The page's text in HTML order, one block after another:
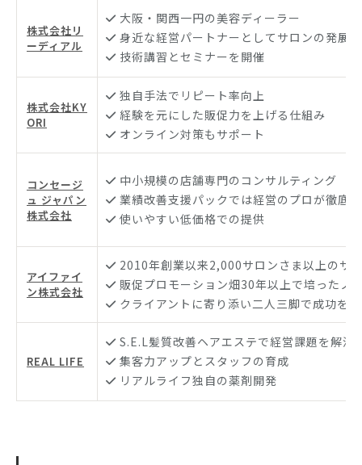
株式会社リ
ーディアル
大阪・関西一円の美容ディーラー
身近な経営パートナーとしてサロンの発展
技術講習とセミナーを開催
株式会社KY
ORI
独自手法でリピート率向上
経験を元にした販促力を上げる仕組み
オンライン対策もサポート
コンセージ
ュ ジャパン
株式会社
中小規模の店舗専門のコンサルティング
業績改善支援パックでは経営のプロが徹底
使いやすい低価格での提供
アイファイ
ン株式会社
2010年創業以来2,000サロンさま以上のサ
販促プロモーション畑30年以上で培ったノ
クライアントに寄り添い二人三脚で成功を
REAL LIFE
S.E.L髪質改善ヘアエステで経営課題を解消
集客力アップとスタッフの育成
リアルライフ独自の薬剤開発